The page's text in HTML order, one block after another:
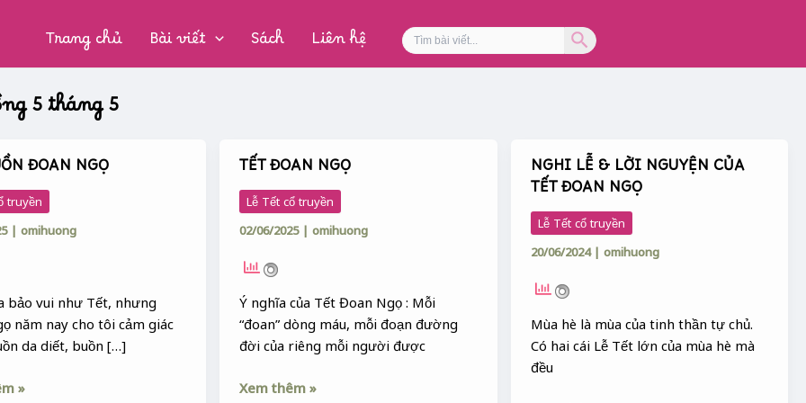
Trang chủ Bài viết Sách Liên hệ Search
for:
Search Button
5 tháng 5
ĐOAN NGỌ
truyền
|omihuong
bảo vui như Tết, nhưng
năm nay cho tôi cảm giác
da diết, buồn […]
»
TẾT ĐOAN NGỌ
Lễ Tết cổ truyền
02/06/2025 |omihuong
Ý nghĩa của Tết Đoan Ngọ : Mỗi
“đoan” dòng máu, mỗi đoạn đường
đời của riêng mỗi người được
TẾT
ĐOAN
NGỌ
Xem thêm »
NGHI LỄ & LỜI NGUYỆN CỦA
TẾT ĐOAN NGỌ
Lễ Tết cổ truyền
20/06/2024 |omihuong
Mùa hè là mùa của tinh thần tự chủ.
Có hai cái Lễ Tết lớn của mùa hè mà
đều
NGHI
LỄ
&
LỜI
NGUYỆN
TẾT
ĐOAN
NGỌ